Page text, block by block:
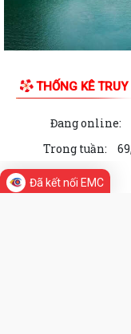
Thông báo tìm chủ sở
Kỳ họp thứ 3 HĐND
Học viện Chính trị Công
khu Cát Hải
Thông báo tìm chủ sở
Trao quà hỗ trợ ngư dân
THỐNG KÊ
Đang online:
Trong tuần:
Đã kết nối EMC